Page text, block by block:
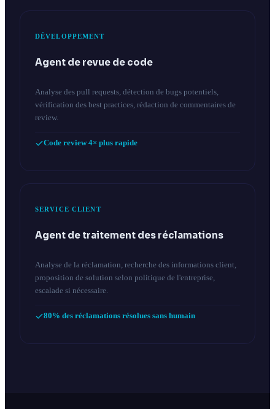
DÉVELOPPEMENT
Agent de revue de code
Analyse des pull requests, détection de bugs potentiels,
vérification des best practices, rédaction de commentaires de
review.
Code review 4× plus rapide
SERVICE CLIENT
Agent de traitement des réclamations
Analyse de la réclamation, recherche des informations client,
proposition de solution selon politique de l'entreprise,
escalade si nécessaire.
80% des réclamations résolues sans humain